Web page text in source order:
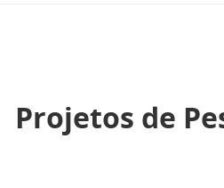
Projetos de